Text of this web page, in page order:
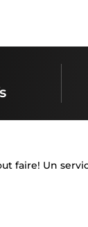
faire! Un